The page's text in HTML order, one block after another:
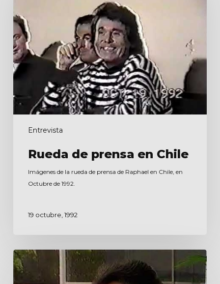
Entrevista
Chile
Rueda de prensa en Chile
Imágenes de la rueda de prensa de Raphael en Chile, en
Octubre de 1992.
19 octubre, 1992
Entrevista
para
Antena